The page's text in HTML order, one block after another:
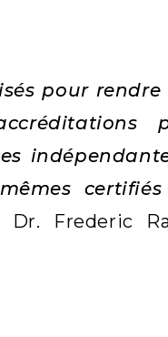
pour rendre
Frederic